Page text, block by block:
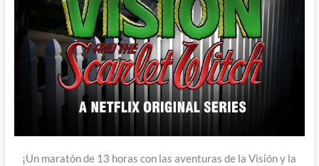
¡Un maratón de 13 horas con las aventuras de la Visión y la